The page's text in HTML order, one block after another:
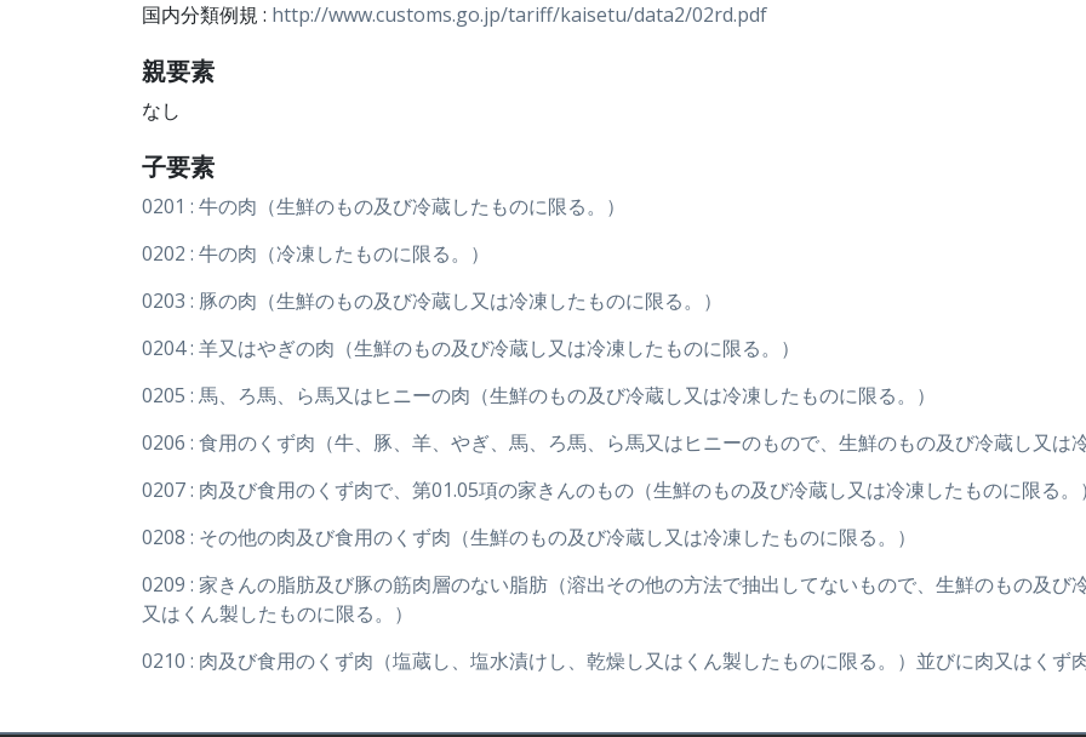
国内分類例規 : http://www.customs.go.jp/tariff/kaisetu/data2/02rd.pdf
親要素
なし
子要素
0201 : 牛の肉（生鮮のもの及び冷蔵したものに限る。）
0202 : 牛の肉（冷凍したものに限る。）
0203 : 豚の肉（生鮮のもの及び冷蔵し又は冷凍したものに限る。）
0204 : 羊又はやぎの肉（生鮮のもの及び冷蔵し又は冷凍したものに限る。）
0205 : 馬、ろ馬、ら馬又はヒニーの肉（生鮮のもの及び冷蔵し又は冷凍したものに限る。）
0206 : 食用のくず肉（牛、豚、羊、やぎ、馬、ろ馬、ら馬又はヒニーのもので、生鮮のもの及び冷蔵し又は
0207 : 肉及び食用のくず肉で、第01.05項の家きんのもの（生鮮のもの及び冷蔵し又は冷凍したものに限る。）
0208 : その他の肉及び食用のくず肉（生鮮のもの及び冷蔵し又は冷凍したものに限る。）
0209 : 家きんの脂肪及び豚の筋肉層のない脂肪（溶出その他の方法で抽出してないもので、生鮮のもの及び
又はくん製したものに限る。）
0210 : 肉及び食用のくず肉（塩蔵し、塩水漬けし、乾燥し又はくん製したものに限る。）並びに肉又はくず